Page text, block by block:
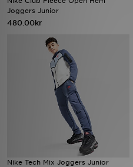
Joggers Junior
480.00kr
Nike Tech Mix Joggers Junior
Ladda ner appen
Mina meddelanden
Kundservice